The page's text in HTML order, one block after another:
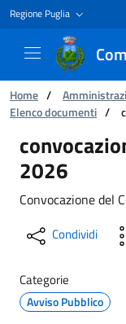
Regione Puglia
Ti trovi in:
Home /
Elenco documenti /
2026
Convocazione del
Condividi
Categorie
Avviso Pubblico